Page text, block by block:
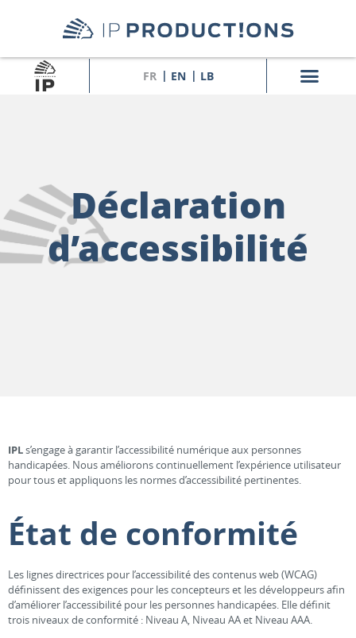
FR EN LB
Déclaration
d’accessibilité
IPLs’engage à garantir l’accessibilité numérique aux personnes
handicapées. Nous améliorons continuellement l’expérience utilisateur
pour tous et appliquons les normes d’accessibilité pertinentes.
État de conformité
Les lignes directrices pour l’accessibilité des contenus web (WCAG)
définissent des exigences pour les concepteurs et les développeurs afin
d’améliorer l’accessibilité pour les personnes handicapées. Elle définit
trois niveaux de conformité : Niveau A, Niveau AA et Niveau AAA.